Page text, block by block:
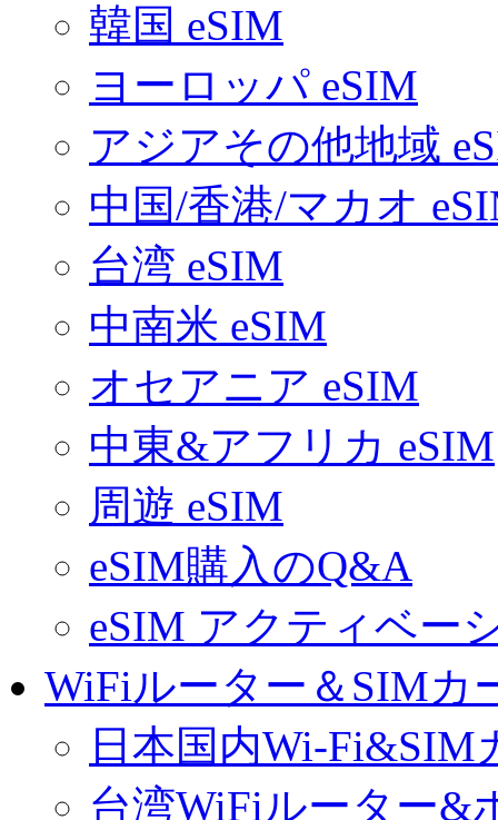
韓国 eSIM
ヨーロッパ eSIM
アジアその他地域
中国/香港/マカオ
台湾 eSIM
中南米 eSIM
オセアニア eSIM
中東&アフリカ eSIM
周遊 eSIM
eSIM購入のQ&A
eSIM アクティベー
WiFiルーター＆SIMカ
日本国内Wi-Fi&SIM
台湾WiFiルーター&